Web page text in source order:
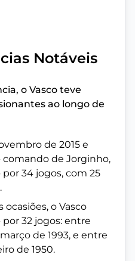
Notáveis
o Vasco teve
ao longo de
de 2015 e
comando de Jorginho,
34 jogos, com 25
ocasiões, o Vasco
32 jogos: entre
de 1993, e entre
de 1950.